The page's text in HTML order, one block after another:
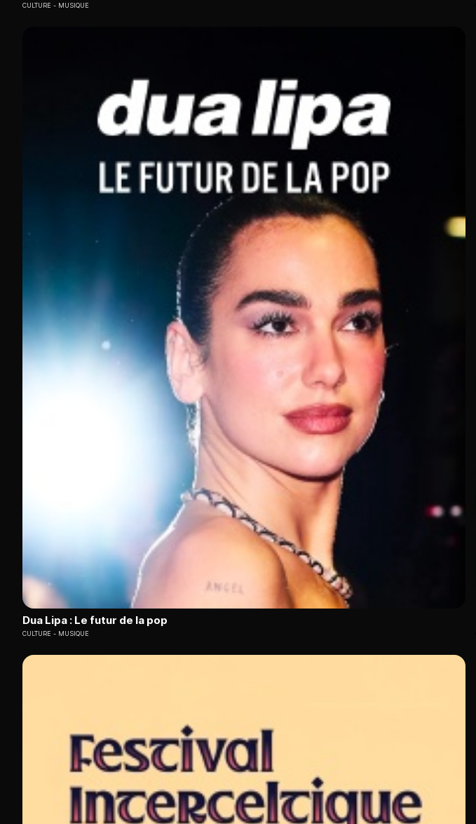
CULTURE MUSIQUE
Dua Lipa : Le futur de la pop
CULTURE MUSIQUE